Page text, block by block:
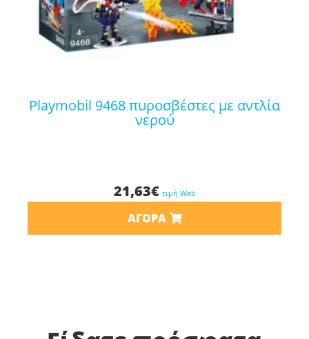
playmobil 9468 πυροσβέστες με αντλία
νερού
21,63€ τιμή Web
ΑΓΟΡΆ